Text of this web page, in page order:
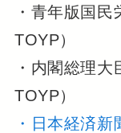
・青年版国
TOYP）
・内閣総理
TOYP）
・ 日本経済新